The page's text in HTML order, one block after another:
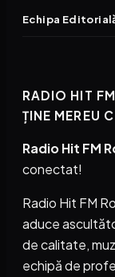
Echipa
RADIO HIT
ȚINE MEREU
Radio Hit FM
conectat!
Radio Hit FM
aduce
de calitate,
echipă de